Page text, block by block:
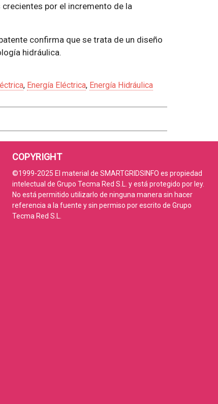
por el incremento de la
confirma que se trata de un diseño
hidráulica.
, Energía Eléctrica, Energía Hidráulica
COPYRIGHT
©1999-2025 El material de SMARTGRIDSINFO es propiedad
intelectual de Grupo Tecma Red S.L. y está protegido por ley.
No está permitido utilizarlo de ninguna manera sin hacer
referencia a la fuente y sin permiso por escrito de Grupo
Tecma Red S.L.